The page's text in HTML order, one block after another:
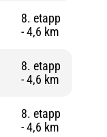
8. etapp
- 4,6 km
8. etapp
- 4,6 km
8. etapp
- 4,6 km